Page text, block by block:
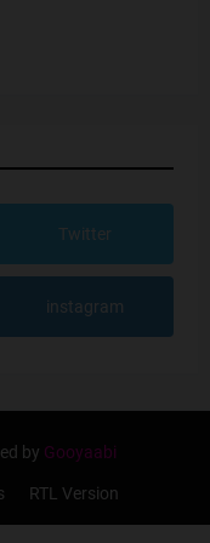
Twitter
instagram
by Gooyaabi
RTL Version